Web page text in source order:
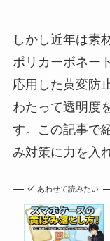
しかし近年は素
ポリカーボネー
応用した黄変防
わたって透明度
す。この記事で
み対策に力を入
あわせて読みたい